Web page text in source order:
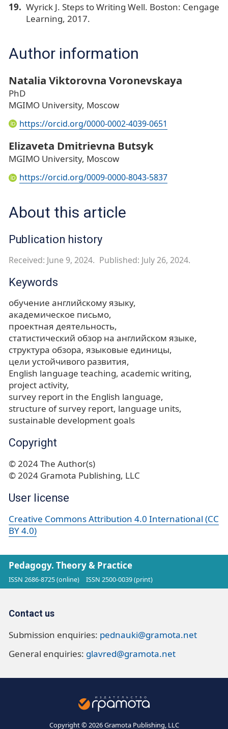
Wyrick J. Steps to Writing Well. Boston: Cengage
Learning, 2017.
Author information
Natalia Viktorovna Voronevskaya
PhD
MGIMO University, Moscow
https://orcid.org/0000-0002-4039-0651
Elizaveta Dmitrievna Butsyk
MGIMO University, Moscow
https://orcid.org/0009-0000-8043-5837
About this article
Publication history
Received: June 9, 2024. Published: July 26, 2024.
Keywords
обучение английскому языку
академическое письмо
проектная деятельность
статистический обзор на английском языке
структура обзора языковые единицы
цели устойчивого развития
English language teaching academic writing
project activity
survey report in the English language
structure of survey report language units
sustainable development goals
Copyright
© 2024 The Author(s)
© 2024 Gramota Publishing, LLC
User license
Creative Commons Attribution 4.0 International (CC
BY 4.0)
Pedagogy. Theory & Practice
ISSN 2686-8725 (online) ISSN 2500-0039 (print)
Contact us
Submission enquiries: pednauki@gramota.net
General enquiries: glavred@gramota.net
Copyright © 2026 Gramota Publishing, LLC